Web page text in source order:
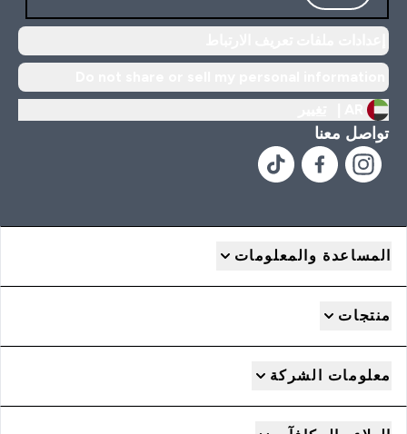
تواصل معنا
المساعدة والمعلومات
منتجات
معلومات الشركة